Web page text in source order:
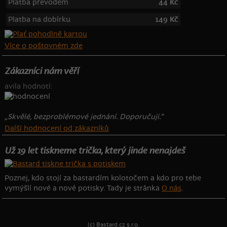
Platba převodem
44 Kč
Platba na dobírku
149 Kč
Více o poštovném zde
Zákazníci nám věří
avila hodnotí:
„Skvělé, bezproblémové jednání. Doporučuji.“
Další hodnocení od zákazníků
Už 19 let tiskneme trička, který jinde nenajdeš
Poznej, kdo stojí za bastardím kolotočem a kdo pro tebe
vymýšlí nové a nové potisky. Tady je stránka O nás.
(c) Bastard.cz s.r.o.